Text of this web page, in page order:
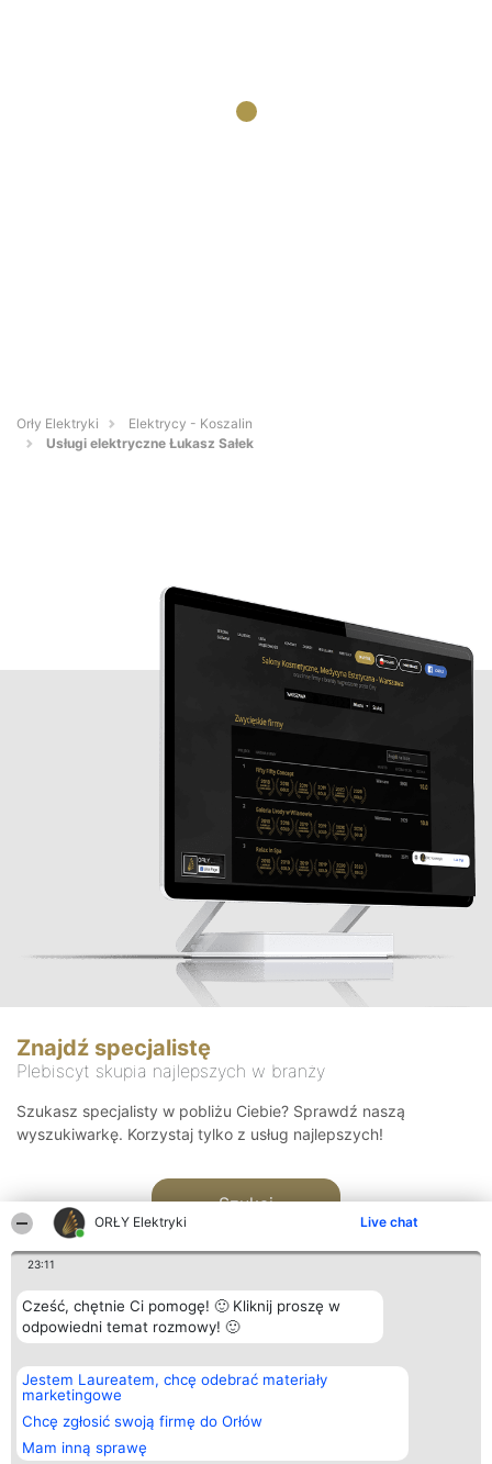
ORŁY Elektryki Live chat
23:11
Cześć, chętnie Ci pomogę! 🙂 Kliknij proszę w
odpowiedni temat rozmowy! 🙂
Jestem Laureatem, chcę odebrać materiały
marketingowe
Chcę zgłosić swoją firmę do Orłów
Mam inną sprawę
Orły Elektryki
Elektrycy - Koszalin
Usługi elektryczne Łukasz Sałek
Znajdź specjalistę
Plebiscyt skupia najlepszych w branży
Szukasz specjalisty w pobliżu Ciebie? Sprawdź naszą
wyszukiwarkę. Korzystaj tylko z usług najlepszych!
Szukaj
Organizator plebiscytu
Bright Side Solutions sp. z o.
o. sp. k.
ul. Ruska 22
Wrocław 50-079
KRS 0000749100 | Regon
Plebiscyt
Laureaci
wszystkich
Laureatów
Kontakt
Kontakt